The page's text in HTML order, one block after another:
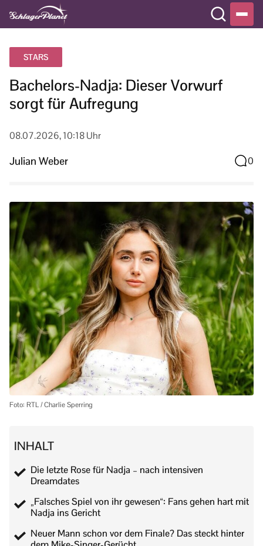
STARS
Bachelors-Nadja: Dieser Vorwurf
sorgt für Aufregung
08.07.2026, 10:18 Uhr
Julian Weber 0
Foto: RTL / Charlie Sperring
INHALT
Die letzte Rose für Nadja – nach intensiven
Dreamdates
„Falsches Spiel von ihr gewesen“: Fans gehen hart mit
Nadja ins Gericht
Neuer Mann schon vor dem Finale? Das steckt hinter